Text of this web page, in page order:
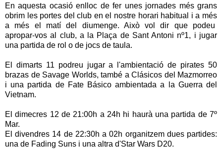
En aquesta ocasió enlloc de fer unes jornades més grans
obrim les portes del club en el nostre horari habitual i a més
a més el matí del diumenge. Això vol dir que podeu
apropar-vos al club, a la Plaça de Sant Antoni nº1, i jugar
una partida de rol o de jocs de taula.
El dimarts 11 podreu jugar a l'ambientació de pirates 50
brazas de Savage Worlds, també a Clásicos del Mazmorreo
i una partida de Fate Básico ambientada a la Guerra del
Vietnam.
El dimecres 12 de 21:00h a 24h hi haurà una partida de 7º
Mar.
El divendres 14 de 22:30h a 02h organitzem dues partides:
una de Fading Suns i una altra d'Star Wars D20.